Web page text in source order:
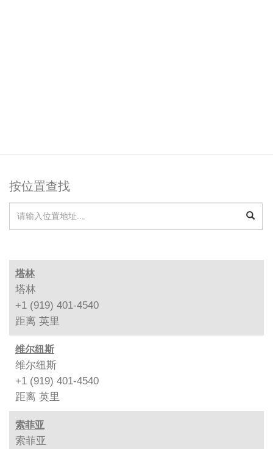
按位置查找
塔林
塔林
+1 (919) 401-4540
距离 英里
维尔纽斯
维尔纽斯
+1 (919) 401-4540
距离 英里
索菲亚
索菲亚